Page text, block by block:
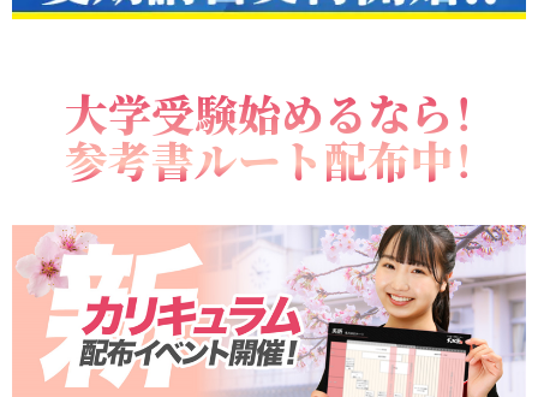
大学受験始めるなら！
参考書ルート配布中！